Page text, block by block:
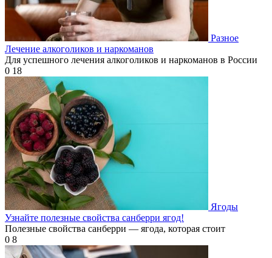
Разное
Лечение алкоголиков и наркоманов
Для успешного лечения алкоголиков и наркоманов в России
0 18
Ягоды
Узнайте полезные свойства санберри ягод!
Полезные свойства санберри — ягода, которая стоит
0 8